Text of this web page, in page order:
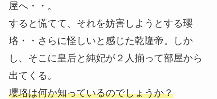
屋へ・・。
すると慌てて、それを妨害しようとする瓔
珞・・さらに怪しいと感じた乾隆帝。しか
し、そこに皇后と純妃が２人揃って部屋から
出てくる。
瓔珞は何か知っているのでしょうか？